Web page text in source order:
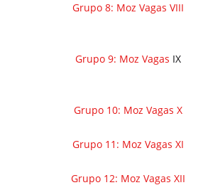
Grupo 8: Moz Vagas VIII
Grupo 9: Moz Vagas IX
Grupo 10: Moz Vagas X
Grupo 11: Moz Vagas XI
Grupo 12: Moz Vagas XII